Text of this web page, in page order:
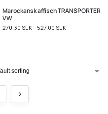
Marockansk affisch TRANSPORTER
VW
270,30 SEK– 527,00 SEK